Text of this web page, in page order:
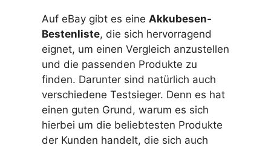
Auf eBay gibt es eine Akkubesen-
Bestenliste, die sich hervorragend
eignet, um einen Vergleich anzustellen
und die passenden Produkte zu
finden. Darunter sind natürlich auch
verschiedene Testsieger. Denn es hat
einen guten Grund, warum es sich
hierbei um die beliebtesten Produkte
der Kunden handelt, die sich auch